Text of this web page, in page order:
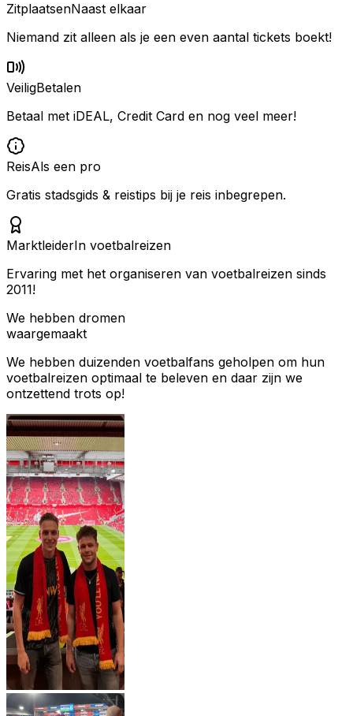
ZitplaatsenNaast elkaar
Niemand zit alleen als je een even aantal tickets boekt!
VeiligBetalen
Betaal met iDEAL, Credit Card en nog veel meer!
ReisAls een pro
Gratis stadsgids & reistips bij je reis inbegrepen.
MarktleiderIn voetbalreizen
Ervaring met het organiseren van voetbalreizen sinds
2011!
We hebben dromen
waargemaakt
We hebben duizenden voetbalfans geholpen om hun
voetbalreizen optimaal te beleven en daar zijn we
ontzettend trots op!